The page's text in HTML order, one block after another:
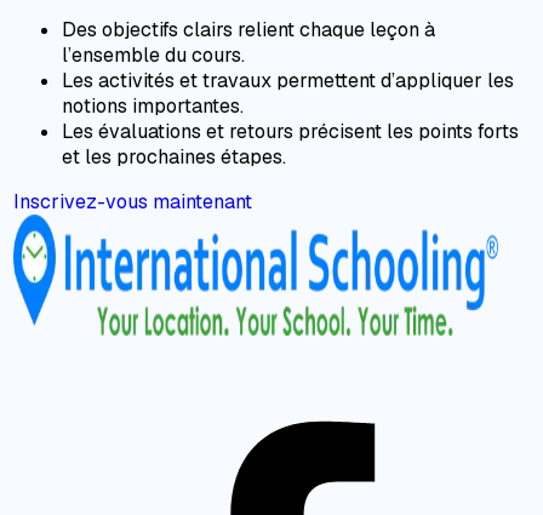
Des objectifs clairs relient chaque leçon à
l’ensemble du cours.
Les activités et travaux permettent d’appliquer les
notions importantes.
Les évaluations et retours précisent les points forts
et les prochaines étapes.
Inscrivez-vous maintenant